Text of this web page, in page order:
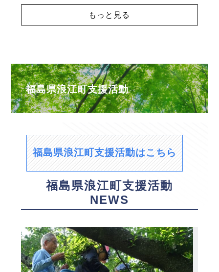
もっと見る
福島県浪江町支援活動
福島県浪江町支援活動はこちら
福島県浪江町支援活動
NEWS